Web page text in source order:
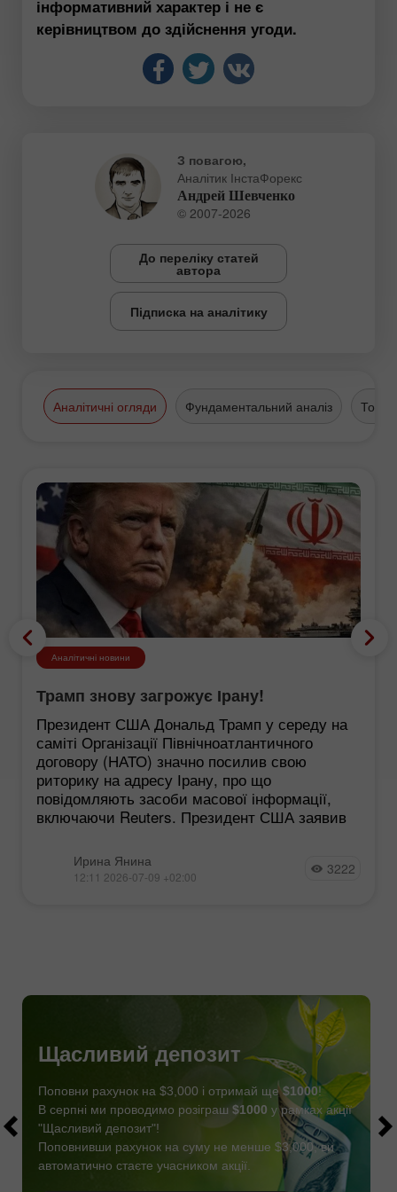
інформативний характер і не є
керівництвом до здійснення угоди.
З повагою,
Аналітик ІнстаФорекс
Андрей Шевченко
© 2007-2026
До переліку статей
автора
Підписка на аналітику
Аналітичні огляди Фундаментальний аналіз
Аналітичні новини
Трамп знову загрожує Ірану!
Президент США Дональд Трамп у середу на
саміті Організації Північноатлантичного
договору (НАТО) значно посилив свою
риторику на адресу Ірану, про що
повідомляють засоби масової інформації,
включаючи Reuters. Президент США заявив
Ирина Янина
12:11 2026-07-09 +02:00 3222
Щасливий депозит
Поповни рахунок на $3,000 і отримай ще$1000!
В серпні ми проводимо розіграш $1000 у рамках акції
"Щасливий депозит"!
Поповнивши рахунок на суму не менше $3,000, ви
автоматично стаєте учасником акції.